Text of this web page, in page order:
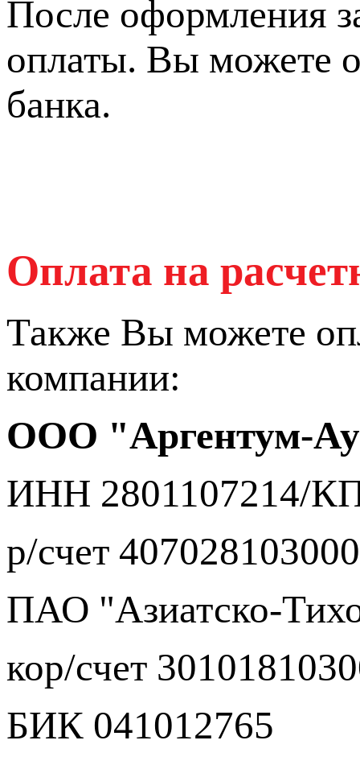
После оформления
оплаты. Вы можете
банка.
Оплата на
Также Вы можете
компании:
ООО "Аргентум-
ИНН 2801107214/
р/счет
ПАО "Азиатско-
кор/счет
БИК 041012765